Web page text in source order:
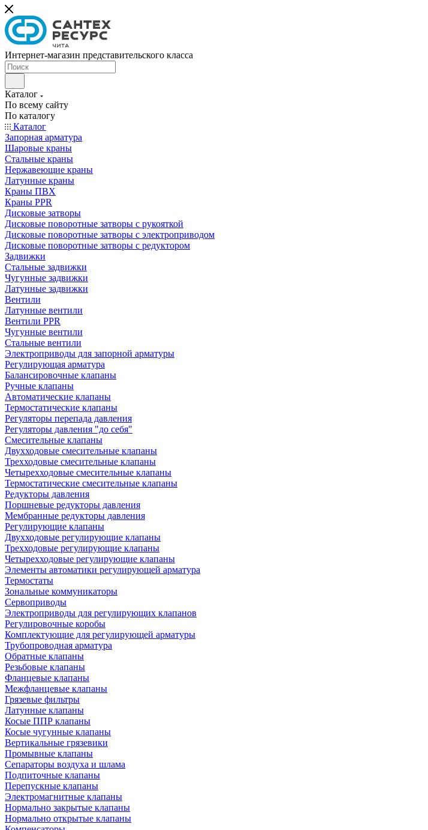
Интернет-магазин представительского класса
Каталог
По всему сайту
По каталогу
Каталог
Запорная арматура
Шаровые краны
Стальные краны
Нержавеющие краны
Латунные краны
Краны ПВХ
Краны PPR
Дисковые затворы
Дисковые поворотные затворы с рукояткой
Дисковые поворотные затворы с электроприводом
Дисковые поворотные затворы с редуктором
Задвижки
Стальные задвижки
Чугунные задвижки
Латунные задвижки
Вентили
Латунные вентили
Вентили PPR
Чугунные вентили
Стальные вентили
Электроприводы для запорной арматуры
Регулирующая арматура
Балансировочные клапаны
Ручные клапаны
Автоматические клапаны
Термостатические клапаны
Регуляторы перепада давления
Регуляторы давления "до себя"
Смесительные клапаны
Двухходовые смесительные клапаны
Трехходовые смесительные клапаны
Четырехходовые смесительные клапаны
Термостатические смесительные клапаны
Редукторы давления
Поршневые редукторы давления
Мембранные редукторы давления
Регулирующие клапаны
Двухходовые регулирующие клапаны
Трехходовые регулирующие клапаны
Четырехходовые регулирующие клапаны
Элементы автоматики регулирующей арматура
Термостаты
Зональные коммуникаторы
Сервоприводы
Электроприводы для регулирующих клапанов
Регулировочные коробы
Комплектующие для регулирующей арматуры
Трубопроводная арматура
Обратные клапаны
Резьбовые клапаны
Фланцевые клапаны
Межфланцевые клапаны
Грязевые фильтры
Латунные клапаны
Косые ППР клапаны
Косые чугунные клапаны
Вертикальные грязевики
Промывные клапаны
Сепараторы воздуха и шлама
Подпиточные клапаны
Перепускные клапаны
Электромагнитные клапаны
Нормально закрытые клапаны
Нормально открытые клапаны